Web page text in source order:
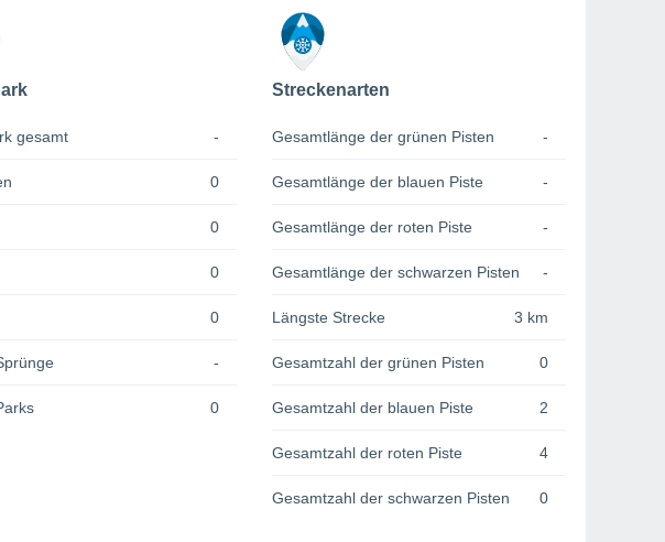
gesamt -
0
0
0
0
-
0
Streckenarten
Gesamtlänge der grünen Pisten -
Gesamtlänge der blauen Piste -
Gesamtlänge der roten Piste -
Gesamtlänge der schwarzen Pisten -
Längste Strecke 3 km
Gesamtzahl der grünen Pisten 0
Gesamtzahl der blauen Piste 2
Gesamtzahl der roten Piste 4
Gesamtzahl der schwarzen Pisten 0